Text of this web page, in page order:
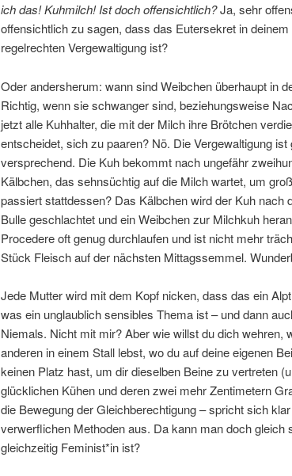
ich das! Kuhmilch! Ist doch offensichtlich?Ja, sehr
offensichtlich zu sagen, dass das Eutersekret in
regelrechten Vergewaltigung ist?
Oder andersherum: wann sind Weibchen überhaupt in
Richtig, wenn sie schwanger sind, beziehungsweise
jetzt alle Kuhhalter, die mit der Milch ihre Brötchen
entscheidet, sich zu paaren? Nö. Die Vergewaltigung
versprechend. Die Kuh bekommt nach ungefähr
Kälbchen, das sehnsüchtig auf die Milch wartet, um
passiert stattdessen? Das Kälbchen wird der Kuh nach
Bulle geschlachtet und ein Weibchen zur Milchkuh
Procedere oft genug durchlaufen und ist nicht mehr
Stück Fleisch auf der nächsten Mittagssemmel.
Jede Mutter wird mit dem Kopf nicken, dass das ein
was ein unglaublich sensibles Thema ist – und dann
Niemals. Nicht mit mir? Aber wie willst du dich wehren,
anderen in einem Stall lebst, wo du auf deine eigenen
keinen Platz hast, um dir dieselben Beine zu vertreten
glücklichen Kühen und deren zwei mehr Zentimetern
die Bewegung der Gleichberechtigung – spricht sich
verwerflichen Methoden aus. Da kann man doch gleich
gleichzeitig Feminist*in ist?